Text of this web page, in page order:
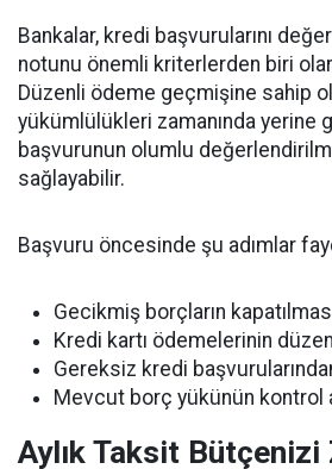
Bankalar, kredi başvurularını
notunu önemli kriterlerden biri
Düzenli ödeme geçmişine sahip
yükümlülükleri zamanında yerine
başvurunun olumlu
sağlayabilir.
Başvuru öncesinde şu adımlar
Gecikmiş borçların
Kredi kartı ödemelerinin
Gereksiz kredi
Mevcut borç yükünün kontrol
Aylık Taksit Bütçenizi